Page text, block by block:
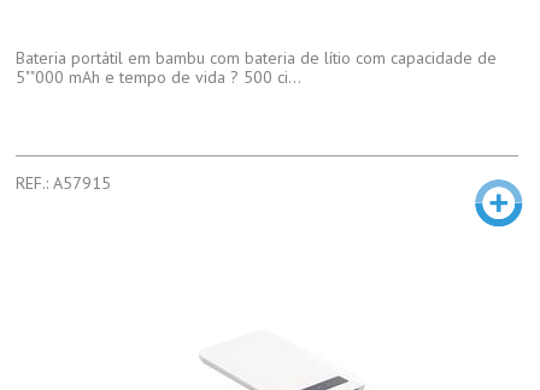
Bateria portátil em bambu com bateria de lítio com capacidade de
5""000 mAh e tempo de vida ? 500 ci...
REF.: A57915